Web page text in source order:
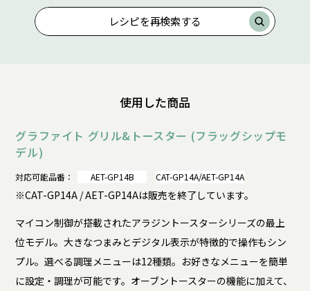
レシピを再検索する
使用した商品
グラファイト グリル&トースター (フラッグシップモ
デル)
対応可能品番： AET-GP14B CAT-GP14A/AET-GP14A
※CAT-GP14A / AET-GP14Aは販売を終了しています。
マイコン制御が搭載されたアラジントースターシリーズの最上
位モデル。大きなつまみとデジタル表示が特徴的で操作もシン
プル。選べる調理メニューは12種類。お好きなメニューを簡単
に設定・調理が可能です。オーブントースターの機能に加えて、